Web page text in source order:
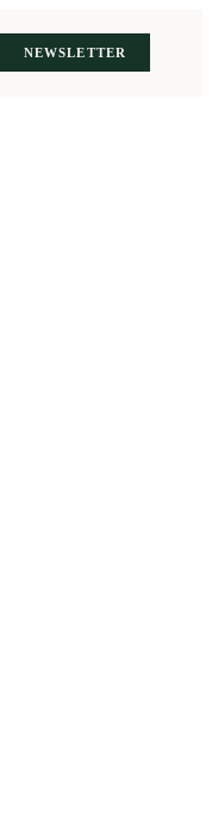
NEWSLETTER